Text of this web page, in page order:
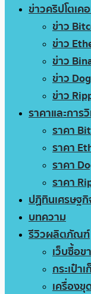
ข่าวคริปโตเค
ข่าว
ข่าว
ข่าว
ข่าว
ข่าว
ราคาและการ
ราคา
ราคา
ราคา
ราคา
ปฏิทินเศรษฐ
บทความ
รีวิวผลิตภัณฑ์
เว็บซื้อข
กระเป๋า
เครื่องขุ